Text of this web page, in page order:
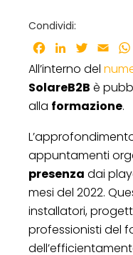
Condividi:
Facebook
LinkedInTwitter
Email
All’interno del
SolareB2B è
alla formazione.
appuntamenti
presenza dai
mesi del 2022.
installatori,
professionisti del